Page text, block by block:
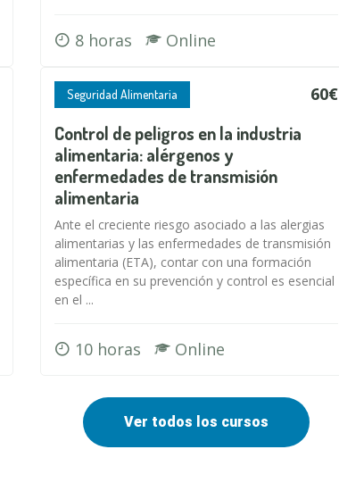
8 horas Online
Seguridad Alimentaria 60€
Control de peligros en la industria
alimentaria: alérgenos y
enfermedades de transmisión
alimentaria
Ante el creciente riesgo asociado a las alergias
alimentarias y las enfermedades de transmisión
alimentaria (ETA), contar con una formación
específica en su prevención y control es esencial
en el ...
10 horas Online
Ver todos los cursos